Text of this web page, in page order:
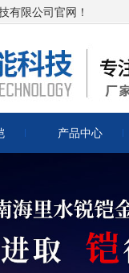
有限公司官网！
产品中心